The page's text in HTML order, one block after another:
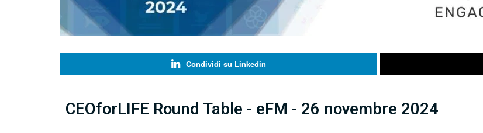
Condividi su Linkedin
CEOforLIFE Round Table - eFM - 26 novembre 2024